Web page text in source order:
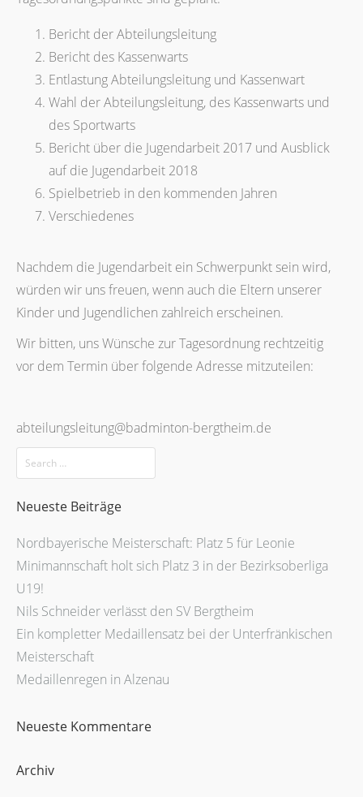
Bericht der Abteilungsleitung
Bericht des Kassenwarts
Entlastung Abteilungsleitung und Kassenwart
Wahl der Abteilungsleitung, des Kassenwarts und
des Sportwarts
Bericht über die Jugendarbeit 2017 und Ausblick
auf die Jugendarbeit 2018
Spielbetrieb in den kommenden Jahren
Verschiedenes
Nachdem die Jugendarbeit ein Schwerpunkt sein wird,
würden wir uns freuen, wenn auch die Eltern unserer
Kinder und Jugendlichen zahlreich erscheinen.
Wir bitten, uns Wünsche zur Tagesordnung rechtzeitig
vor dem Termin über folgende Adresse mitzuteilen:
abteilungsleitung@badminton-bergtheim.de
Neueste Beiträge
Nordbayerische Meisterschaft: Platz 5 für Leonie
Minimannschaft holt sich Platz 3 in der Bezirksoberliga
U19!
Nils Schneider verlässt den SV Bergtheim
Ein kompletter Medaillensatz bei der Unterfränkischen
Meisterschaft
Medaillenregen in Alzenau
Neueste Kommentare
Archiv